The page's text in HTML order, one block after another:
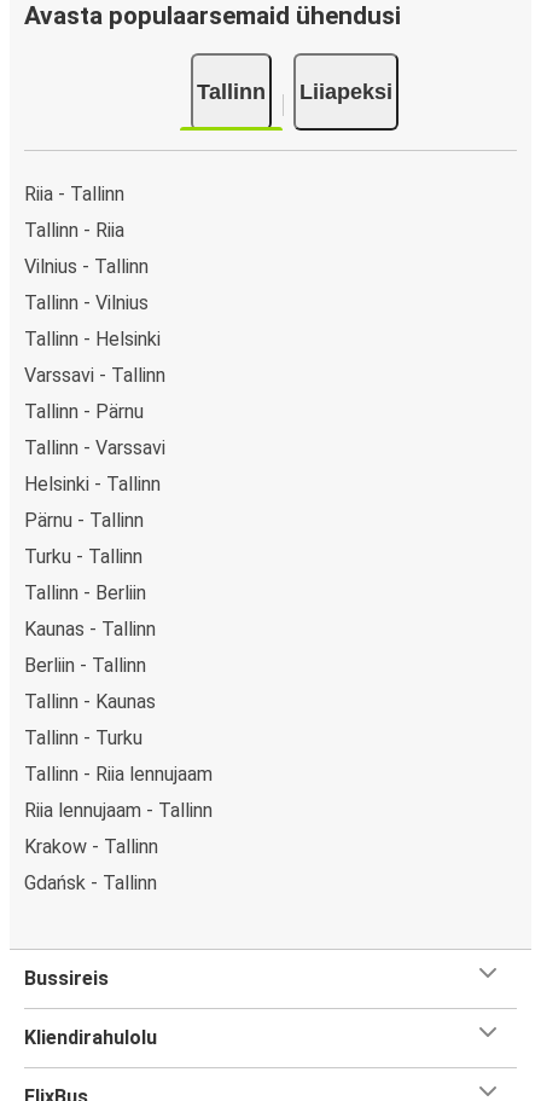
Avasta populaarsemaid ühendusi
Tallinn Liiapeksi
Riia - Tallinn
Tallinn - Riia
Vilnius - Tallinn
Tallinn - Vilnius
Tallinn - Helsinki
Varssavi - Tallinn
Tallinn - Pärnu
Tallinn - Varssavi
Helsinki - Tallinn
Pärnu - Tallinn
Turku - Tallinn
Tallinn - Berliin
Kaunas - Tallinn
Berliin - Tallinn
Tallinn - Kaunas
Tallinn - Turku
Tallinn - Riia lennujaam
Riia lennujaam - Tallinn
Krakow - Tallinn
Gdańsk - Tallinn
Bussireis
Kliendirahulolu